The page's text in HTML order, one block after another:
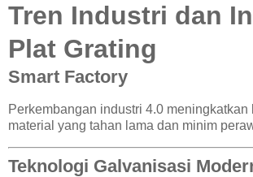
Tren Industri dan
Plat Grating
Smart Factory
Perkembangan industri 4.0 meningkatkan
material yang tahan lama dan minim
Teknologi Galvanisasi